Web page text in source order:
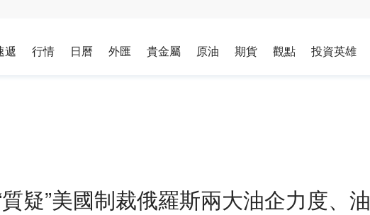
遞 行情 日曆 外匯 貴金屬 原油 期貨 觀點 投資英雄
質疑”美國制裁俄羅斯兩大油企力度、油